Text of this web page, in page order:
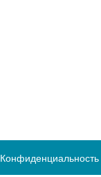
Конфиденциальность